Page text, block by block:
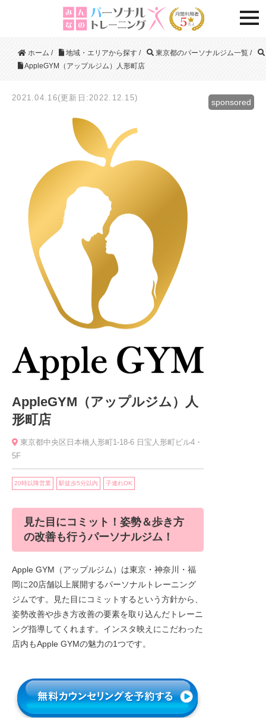
ホーム / 地域・エリアから探す / 東京都のパーソナルジム一覧 /
AppleGYM（アップルジム）人形町店
sponsored
2021.04.16(更新日:2022.12.15)
AppleGYM（アップルジム）人
形町店
東京都中央区日本橋人形町1-18-6 日宝人形町ビル4・
5F
20時以降営業 駅徒歩5分以内 子連れOK
見た目にコミット！姿勢＆歩き方
の改善も行うパーソナルジム！
Apple GYM（アップルジム）は東京・神奈川・福
岡に20店舗以上展開するパーソナルトレーニング
ジムです。見た目にコミットするという方針から、
姿勢改善や歩き方改善の要素を取り込んだトレーニ
ング指導してくれます。インスタ映えにこだわった
店内もApple GYMの魅力の1つです。